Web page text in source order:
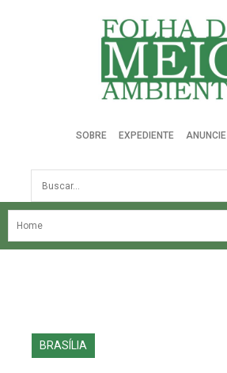
Folha do Meio Ambiente
SOBRE EXPEDIENTE ANUNCIE
Busca
NOSSA HISTÓRIA
EDIÇÕES ANTERIORES
BRASÍLIA